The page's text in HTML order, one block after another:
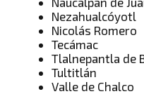
Nezahualcóyotl
Nicolás Romero
Tecámac
Tlalnepantla de
Tultitlán
Valle de Chalco